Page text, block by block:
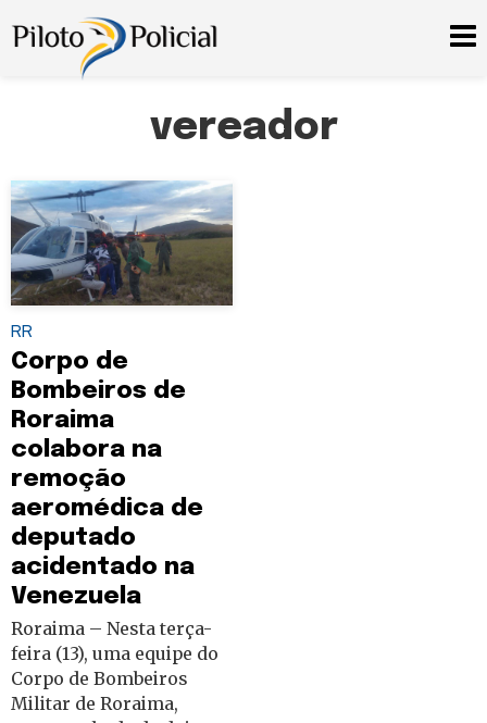
vereador
RR
Corpo de
Bombeiros de
Roraima
colabora na
remoção
aeromédica de
deputado
acidentado na
Venezuela
Roraima – Nesta terça-
feira (13), uma equipe do
Corpo de Bombeiros
Militar de Roraima,